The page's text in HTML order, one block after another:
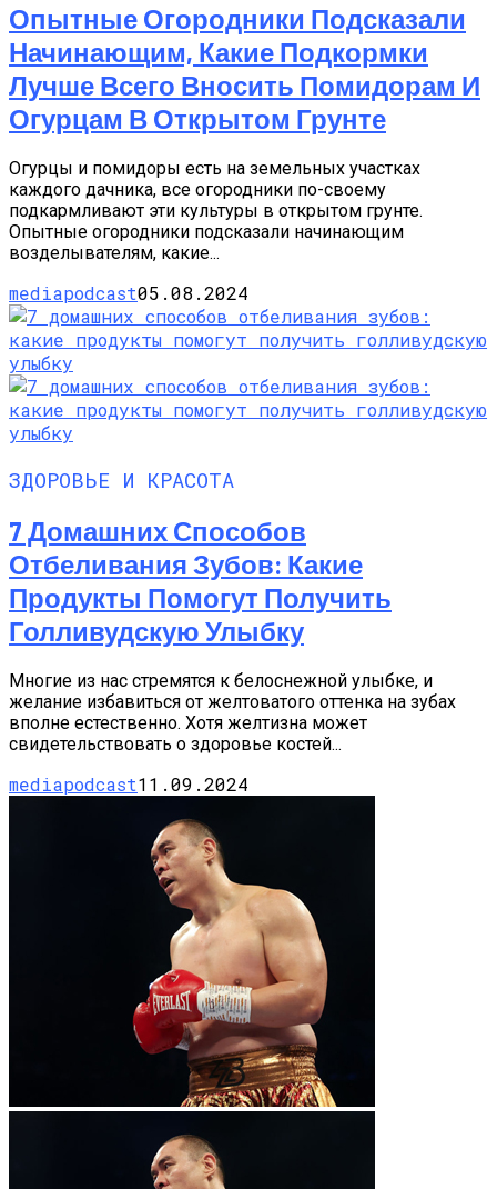
Опытные Огородники Подсказали
Начинающим, Какие Подкормки
Лучше Всего Вносить Помидорам И
Огурцам В Открытом Грунте
Огурцы и помидоры есть на земельных участках
каждого дачника, все огородники по-своему
подкармливают эти культуры в открытом грунте.
Опытные огородники подсказали начинающим
возделывателям, какие...
mediapodcast05.08.2024
ЗДОРОВЬЕ И КРАСОТА
7 Домашних Способов
Отбеливания Зубов: Какие
Продукты Помогут Получить
Голливудскую Улыбку
Многие из нас стремятся к белоснежной улыбке, и
желание избавиться от желтоватого оттенка на зубах
вполне естественно. Хотя желтизна может
свидетельствовать о здоровье костей...
mediapodcast11.09.2024